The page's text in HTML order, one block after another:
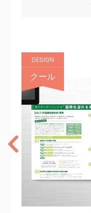
DESIGN
クール